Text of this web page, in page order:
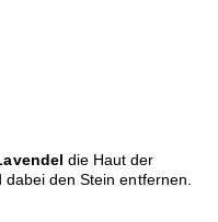
die Haut der
den Stein entfernen.